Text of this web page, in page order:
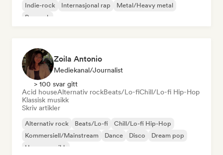
Indie-rock
Internasjonal rap
Metal/Heavy metal
Poprock
Zoila Antonio
Mediekanal/journalist
> 100 svar gitt
Acid houseAlternativ rockBeats/Lo-fiChill/Lo-fi Hip-Hop
Klassisk musikk
Skriv artikler
Alternativ rock Beats/Lo-fi
Chill/Lo-fi Hip-Hop
Kommersiell/Mainstream
Dance Disco
Dream pop
House-musikk